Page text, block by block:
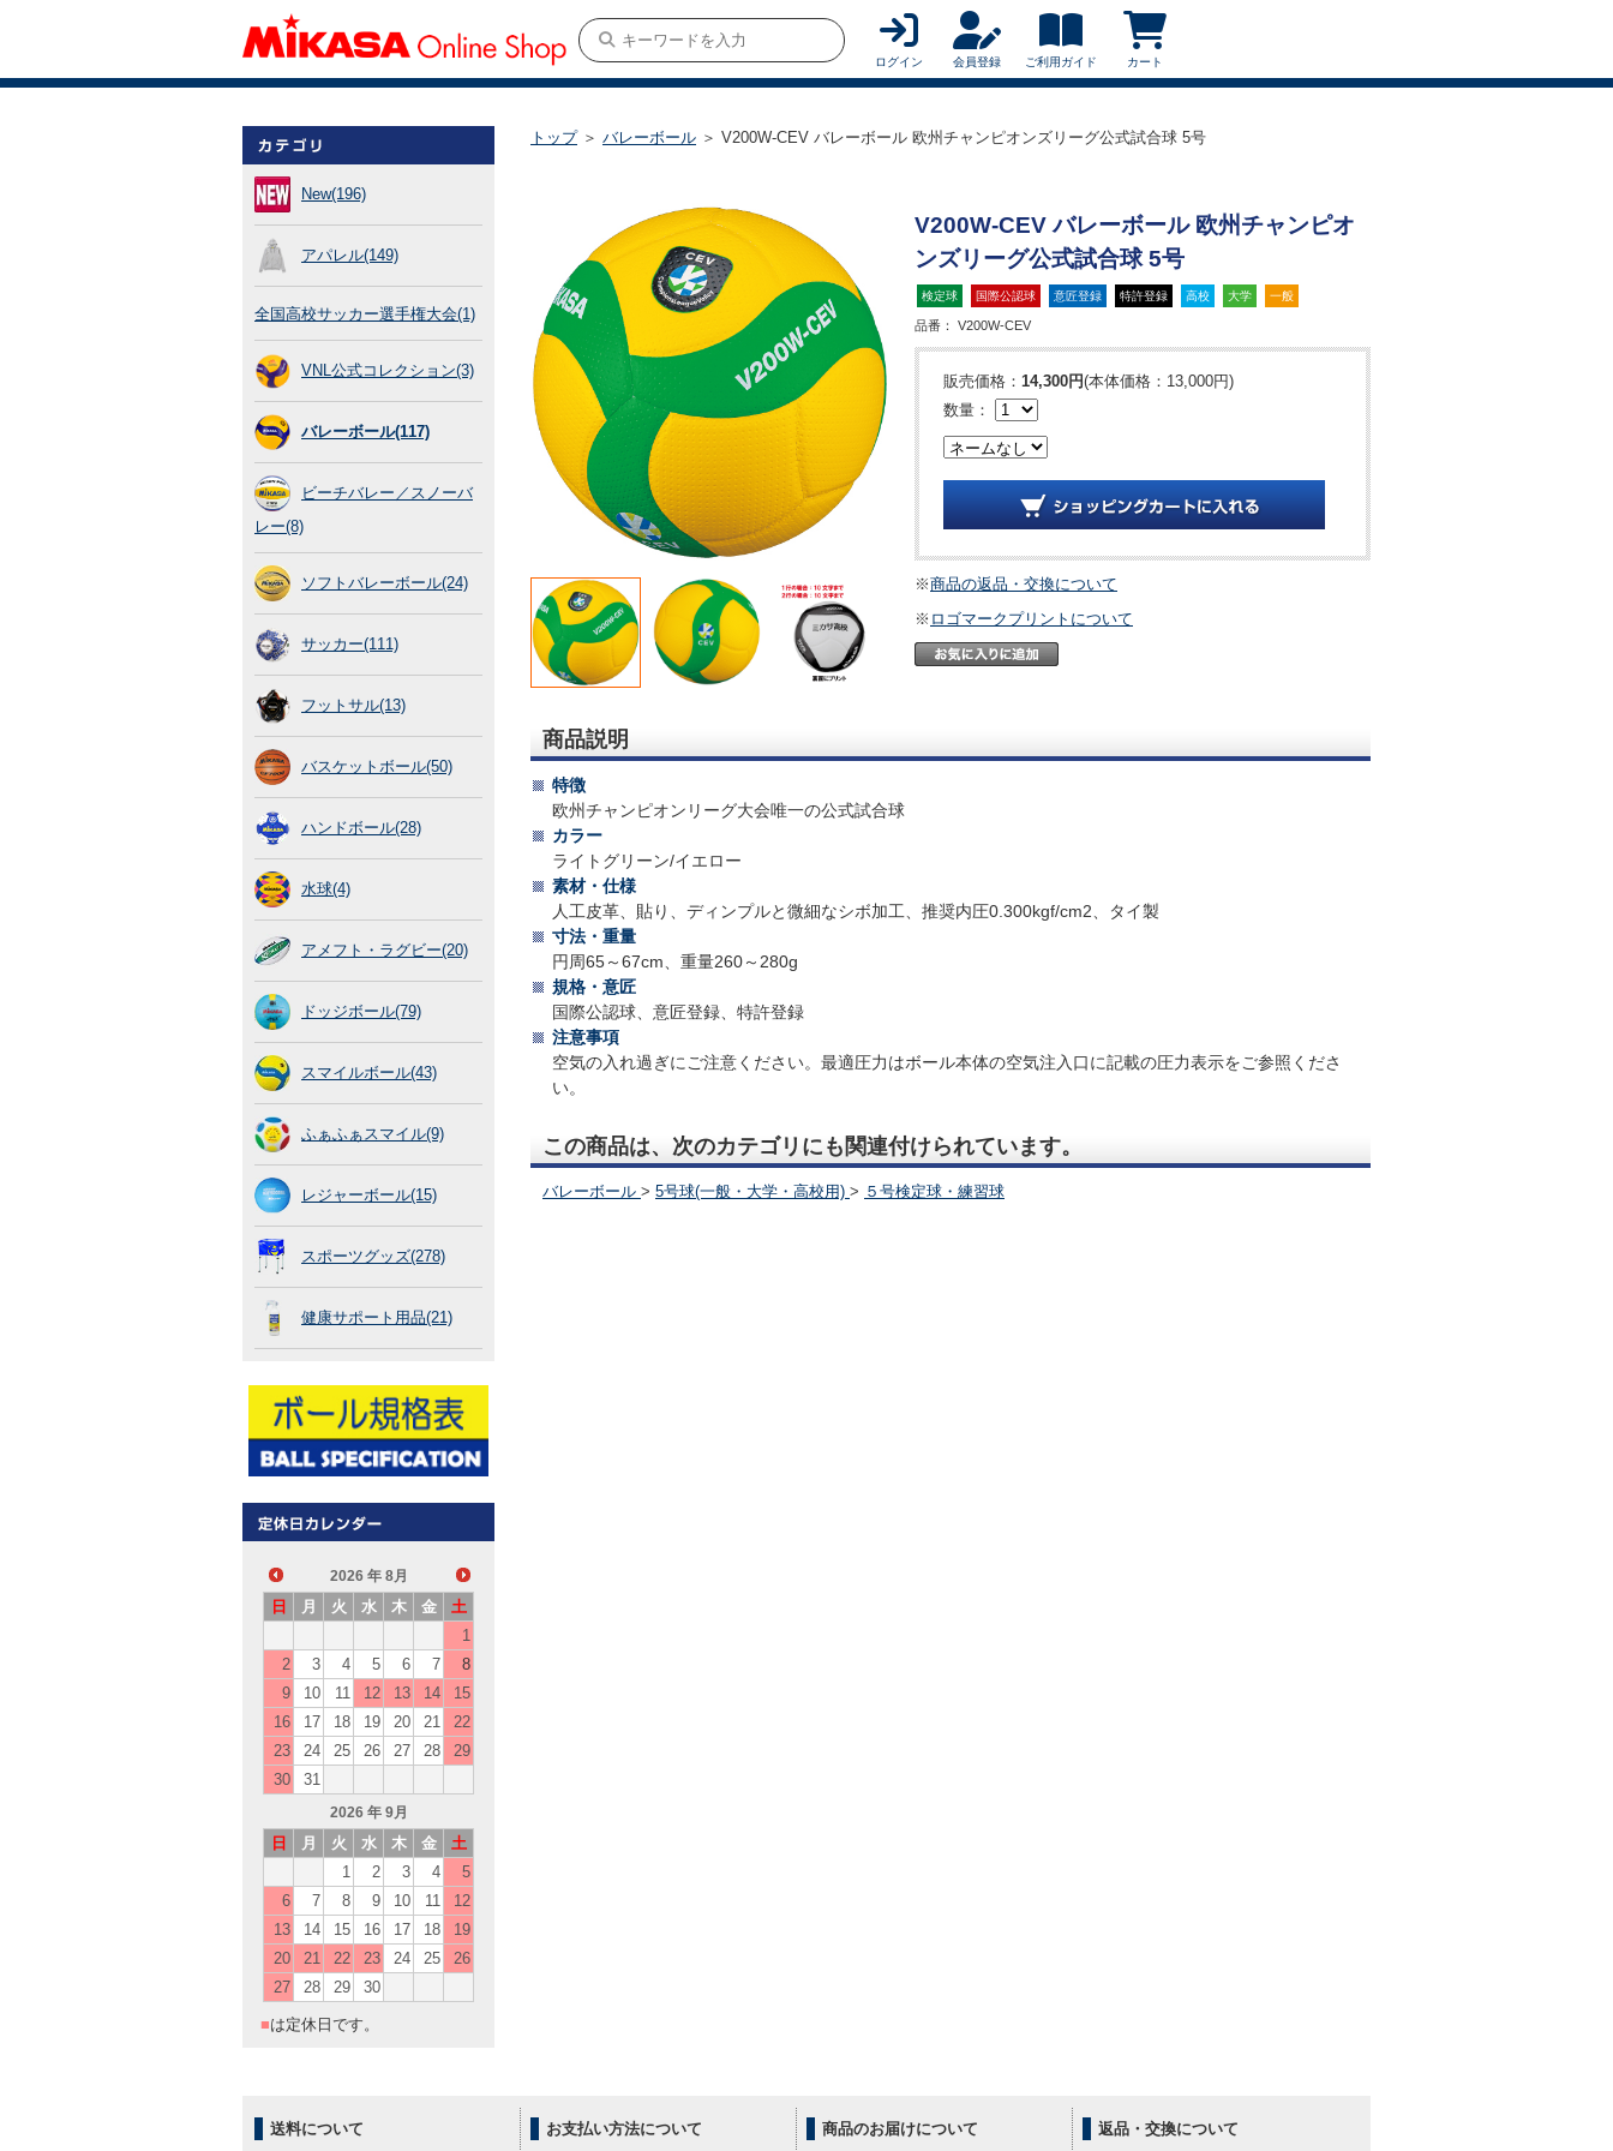
ログイン 会員登録 ご利用ガイド カート
New(196)
アパレル(149)
全国高校サッカー選手権大会(1)
VNL公式コレクション(3)
バレーボール(117)
ビーチバレー／スノーバ
レー(8)
ソフトバレーボール(24)
サッカー(111)
フットサル(13)
バスケットボール(50)
ハンドボール(28)
水球(4)
アメフト・ラグビー(20)
ドッジボール(79)
スマイルボール(43)
ふぁふぁスマイル(9)
レジャーボール(15)
スポーツグッズ(278)
健康サポート用品(21)
2026 年 8月
日 月 火 水 木 金
土
1
2
3 4 5 6 7
8
9
10 11 12 13 14
15
16
17 18 19 20 21
22
23
24 25 26 27 28
29
30
31
2026 年 9月
日 月 火 水 木 金
土
1
2 3 4
5
6
7 8 9 10 11
12
13
14 15 16 17 18
19
20
21 22 23 24 25
26
27
28 29 30
■は定休日です。
トップ ＞ バレーボール ＞ V200W-CEV バレーボール 欧州チャンピオンズリーグ公式試合球 5号
V200W-CEV バレーボール 欧州チャンピオ
ンズリーグ公式試合球 5号
検定球 国際公認球 意匠登録 特許登録 高校 大学 一般
品番： V200W-CEV
販売価格： 14,300円(本体価格：13,000円)
数量：
※商品の返品・交換について
※ ロゴマークプリントについて
商品説明
特徴
欧州チャンピオンリーグ大会唯一の公式試合球
カラー
ライトグリーン/イエロー
素材・仕様
人工皮革、貼り、ディンプルと微細なシボ加工、推奨内圧0.300kgf/cm2、タイ製
寸法・重量
円周65～67cm、重量260～280g
規格・意匠
国際公認球、意匠登録、特許登録
注意事項
空気の入れ過ぎにご注意ください。最適圧力はボール本体の空気注入口に記載の圧力表示をご参照くださ
い。
この商品は、次のカテゴリにも関連付けられています。
バレーボール > 5号球(一般・大学・高校用) > ５号検定球・練習球
送料について お支払い方法について 商品のお届けについて 返品・交換について